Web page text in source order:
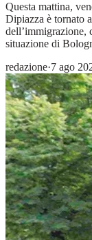
Questa mattina,
Dipiazza è tornato
dell’immigrazione,
situazione di
redazione·7 ago